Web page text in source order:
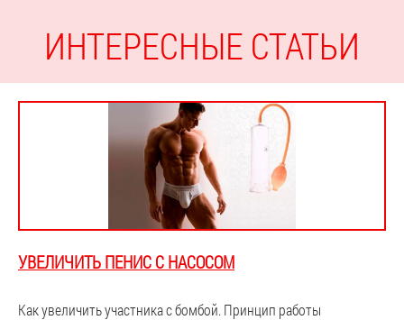
ИНТЕРЕСНЫЕ СТАТЬИ
УВЕЛИЧИТЬ ПЕНИС С НАСОСОМ
Как увеличить участника с бомбой. Принцип работы